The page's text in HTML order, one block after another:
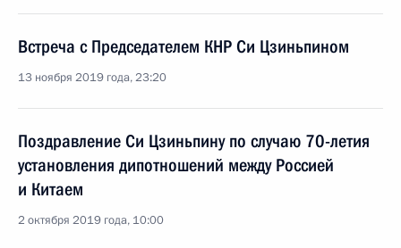
Встреча с Председателем КНР Си Цзиньпином
13 ноября 2019 года, 23:20
Поздравление Си Цзиньпину по случаю 70-летия
установления дипотношений между Россией
и Китаем
2 октября 2019 года, 10:00